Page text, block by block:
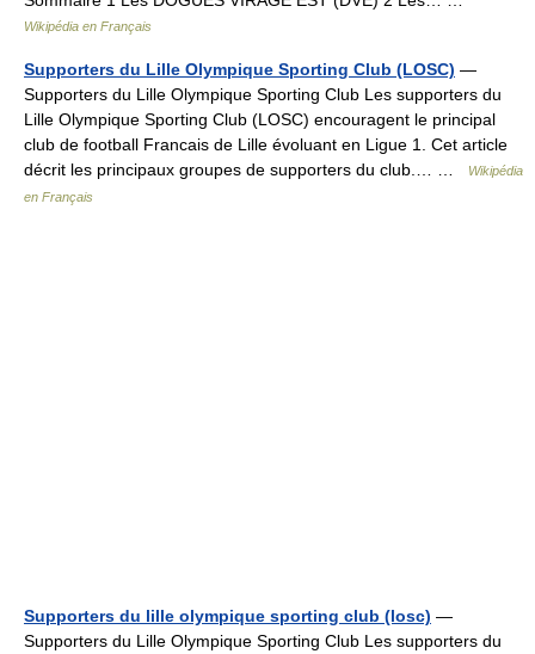
Wikipédia en Français
Supporters du Lille Olympique Sporting Club (LOSC) —
Supporters du Lille Olympique Sporting Club Les supporters du
Lille Olympique Sporting Club (LOSC) encouragent le principal
club de football Francais de Lille évoluant en Ligue 1. Cet article
décrit les principaux groupes de supporters du club.… …
Wikipédia
en Français
Supporters du lille olympique sporting club (losc) —
Supporters du Lille Olympique Sporting Club Les supporters du